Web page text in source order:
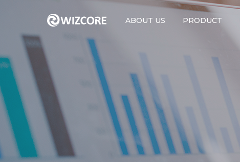
ABOUT US PRODUCT